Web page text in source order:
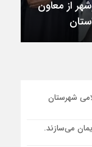
مالی و
مرکز استان
جنوب و شرق ایران
از معاون
شهرستان
می‌سازند.